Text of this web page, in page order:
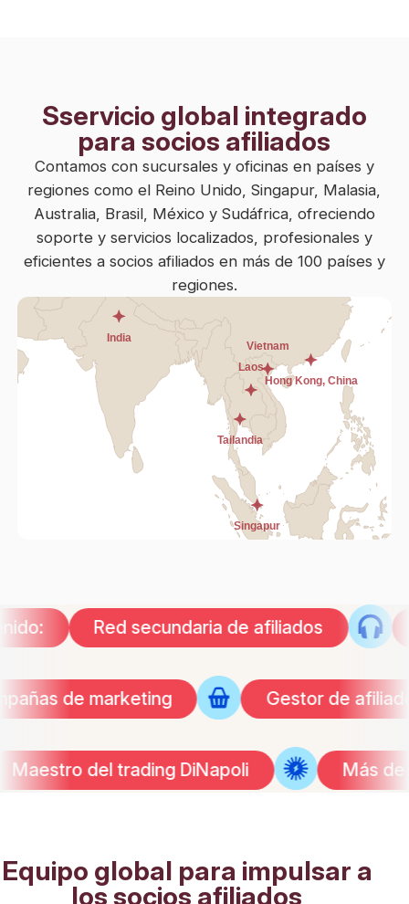
Sservicio global integrado
para socios afiliados
Contamos con sucursales y oficinas en países y
regiones como el Reino Unido, Singapur, Malasia,
Australia, Brasil, México y Sudáfrica, ofreciendo
soporte y servicios localizados, profesionales y
eficientes a socios afiliados en más de 100 países y
regiones.
Red secundaria de afiliados
campañas de marketing Gestor de
del trading DiNapoli Más de 40
Equipo global para impulsar a
los socios afiliados